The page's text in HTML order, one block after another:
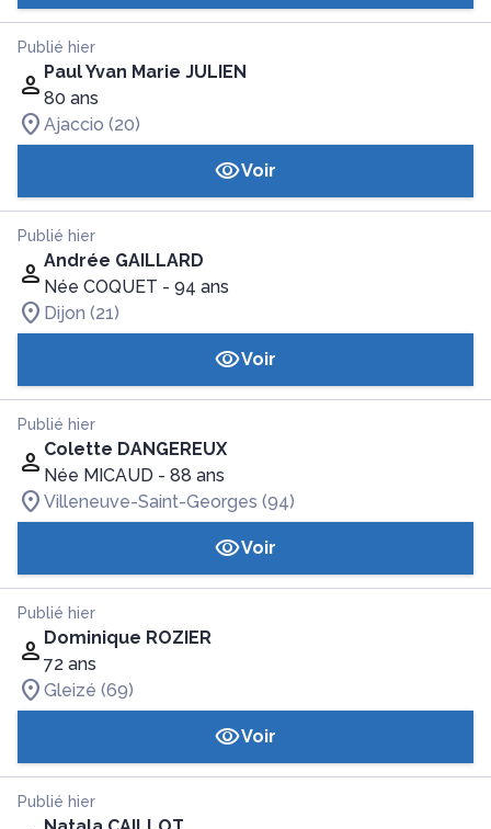
Publié hier
Paul Yvan Marie JULIEN
80 ans
Ajaccio (20)
Voir
Publié hier
Andrée GAILLARD
Née COQUET - 94 ans
Dijon (21)
Voir
Publié hier
Colette DANGEREUX
Née MICAUD - 88 ans
Villeneuve-Saint-Georges (94)
Voir
Publié hier
Dominique ROZIER
72 ans
Gleizé (69)
Voir
Publié hier